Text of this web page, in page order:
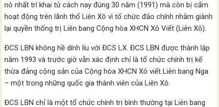
nó nhất trí khai tử cách nay đúng 30 năm (1991) mà còn bị cấm
hoạt động trên lãnh thổ Liên Xô vì tổ chức đảo chính nhằm giành
lại quyền thống trị Liên bang Cộng hòa XHCN Xô Viết (Liên Xô).
ĐCS LBN không hề dính líu với ĐCS LX. ĐCS LBN được thành lập
năm 1993 và trước giờ vẫn xác định chỉ là tổ chức chính trị kế
thừa đảng cộng sản của Cộng hòa XHCN Xô viết Liên bang Nga
– một trong những quốc gia thành viên của Liên Xô.
ĐCS LBN chỉ là một tổ chức chính trị bình thường tại Liên bang